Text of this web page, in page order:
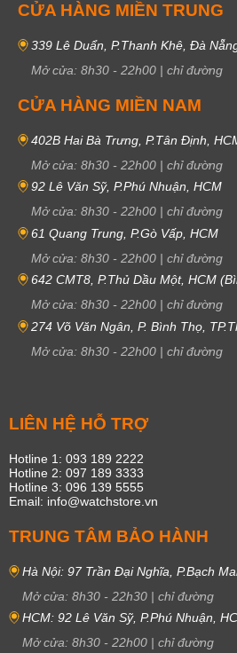
CỬA HÀNG MIỀN TRUNG
339 Lê Duẩn, P.Thanh Khê, Đà
Mở cửa: 8h30 - 22h00 | chỉ đường
CỬA HÀNG MIỀN NAM
402B Hai Bà Trưng, P.Tân Định,
Mở cửa: 8h30 - 22h00 | chỉ đường
92 Lê Văn Sỹ, P.Phú Nhuận, HCM
Mở cửa: 8h30 - 22h00 | chỉ đường
61 Quang Trung, P.Gò Vấp, HCM
Mở cửa: 8h30 - 22h00 | chỉ đường
642 CMT8, P.Thủ Dầu Một, HCM
Mở cửa: 8h30 - 22h00 | chỉ đường
274 Võ Văn Ngân, P. Bình Thọ,
Mở cửa: 8h30 - 22h00 | chỉ đường
LIÊN HỆ HỖ TRỢ
Hotline 1: 093 189 2222
Hotline 2: 097 189 3333
Hotline 3: 096 139 5555
Email: info@watchstore.vn
TRUNG TÂM BẢO HÀNH
Hà Nội: 97 Trần Đại Nghĩa, P.Bạch
Mở cửa: 8h30 - 22h30 | chỉ đường
HCM: 92 Lê Văn Sỹ, P.Phú Nhuận,
Mở cửa: 8h30 - 22h00 | chỉ đường